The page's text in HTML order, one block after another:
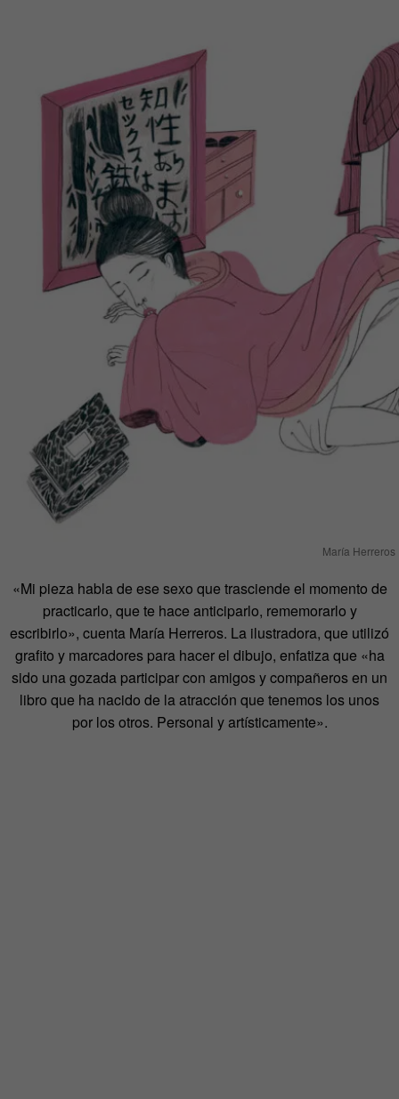
María Herreros
«Mi pieza habla de ese sexo que trasciende el momento de
practicarlo, que te hace anticiparlo, rememorarlo y
escribirlo», cuenta María Herreros. La ilustradora, que utilizó
grafito y marcadores para hacer el dibujo, enfatiza que «ha
sido una gozada participar con amigos y compañeros en un
libro que ha nacido de la atracción que tenemos los unos
por los otros. Personal y artísticamente».